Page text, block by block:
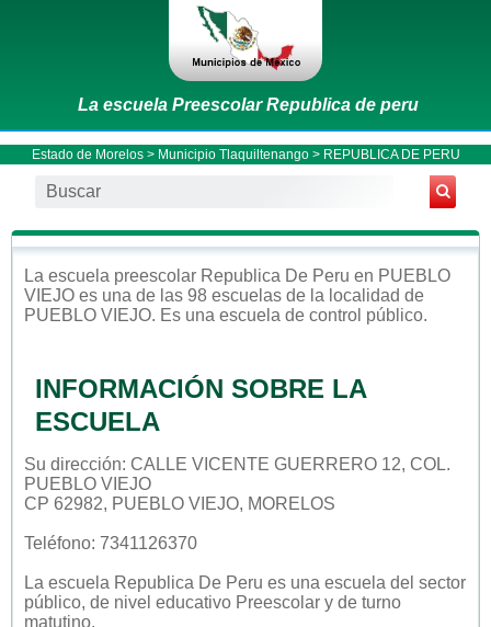
La escuela Preescolar Republica de peru
Estado de Morelos> Municipio Tlaquiltenango> REPUBLICA DE PERU
La escuela preescolar Republica De Peru en PUEBLO
VIEJO es una de las 98 escuelas de la localidad de
PUEBLO VIEJO. Es una escuela de control público.
INFORMACIÓN SOBRE LA
ESCUELA
Su dirección: CALLE VICENTE GUERRERO 12, COL.
PUEBLO VIEJO
CP 62982, PUEBLO VIEJO, MORELOS
Teléfono: 7341126370
La escuela Republica De Peru es una escuela del sector
público, de nivel educativo Preescolar y de turno
matutino.